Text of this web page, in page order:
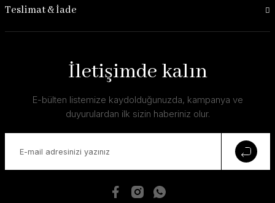
Teslimat & İade
İletişimde kalın
E-bülten listemize kaydolduğunuzda, kampanya ve
duyurulardan ilk sizin haberiniz olur.